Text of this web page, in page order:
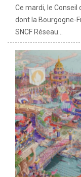
Ce mardi, le Conseil
dont la Bourgogne-
SNCF Réseau...